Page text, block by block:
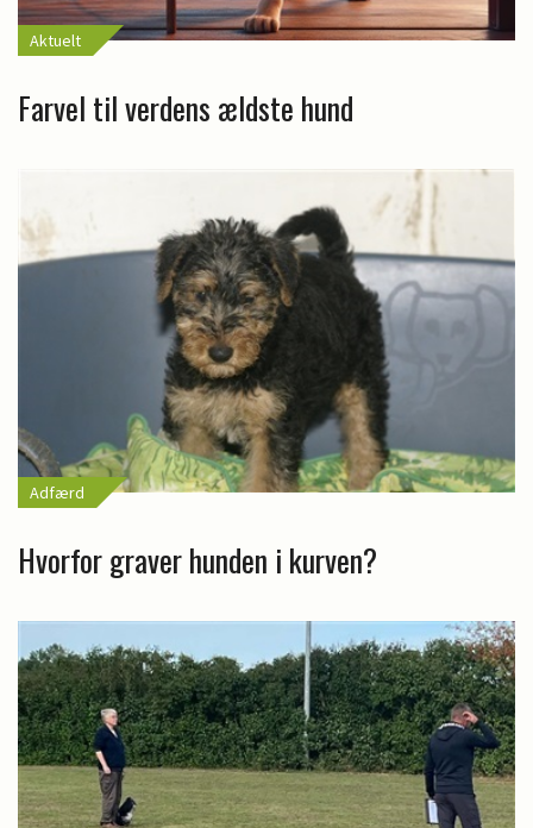
Aktuelt
Farvel til verdens ældste hund
Adfærd
Hvorfor graver hunden i kurven?